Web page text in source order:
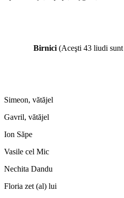
Birnici (Aceşti 43 liudi
Simeon, vătăjel
Gavril, vătăjel
Ion Săpe
Vasile cel Mic
Nechita Dandu
Floria zet (al) lui